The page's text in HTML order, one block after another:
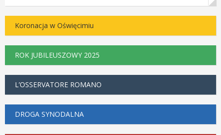
Koronacja w Oświęcimiu
ROK JUBILEUSZOWY 2025
L’OSSERVATORE ROMANO
DROGA SYNODALNA